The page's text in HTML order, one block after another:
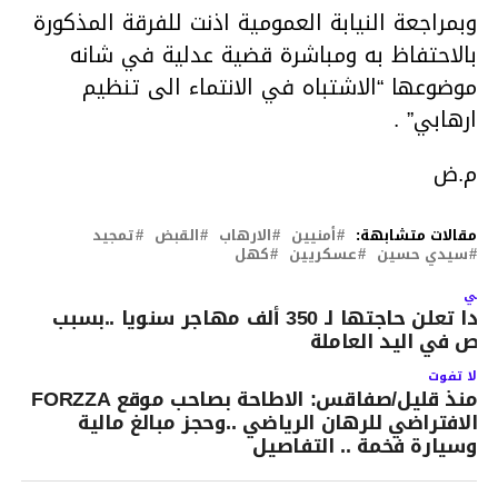
وبمراجعة النيابة العمومية اذنت للفرقة المذكورة
بالاحتفاظ به ومباشرة قضية عدلية في شانه
موضوعها “الاشتباه في الانتماء الى تنظيم
ارهابي” .
م.ض
مقالات متشابهة: أمنيين الارهاب القبض تمجيد
سيدي حسين عسكريين كهل
كندا تعلن حاجتها لـ 350 ألف مهاجر سنويا ..بسبب
في اليد العاملة
لا تفوت
منذ قليل/صفاقس: الاطاحة بصاحب موقع FORZZA
الافتراضي للرهان الرياضي ..وحجز مبالغ مالية
وسيارة فخمة .. التفاصيل